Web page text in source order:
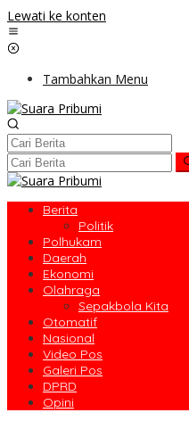
Lewati ke konten
Tambahkan Menu
Berita
Politik
Polhukam
Daerah
Ekonomi
Olahraga
Sepakbola Kita
Otomatif
Nasional
Video Pos
Galeri Pos
DPRD
Opini